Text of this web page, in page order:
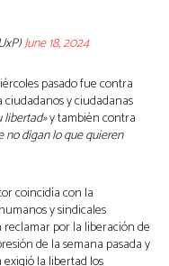
June 18, 2024
pasado fue contra
y ciudadanas
libertad»y también contra
no digan lo que quieren
coincidía con la
y sindicales
por la liberación de
de la semana pasada y
la libertad los